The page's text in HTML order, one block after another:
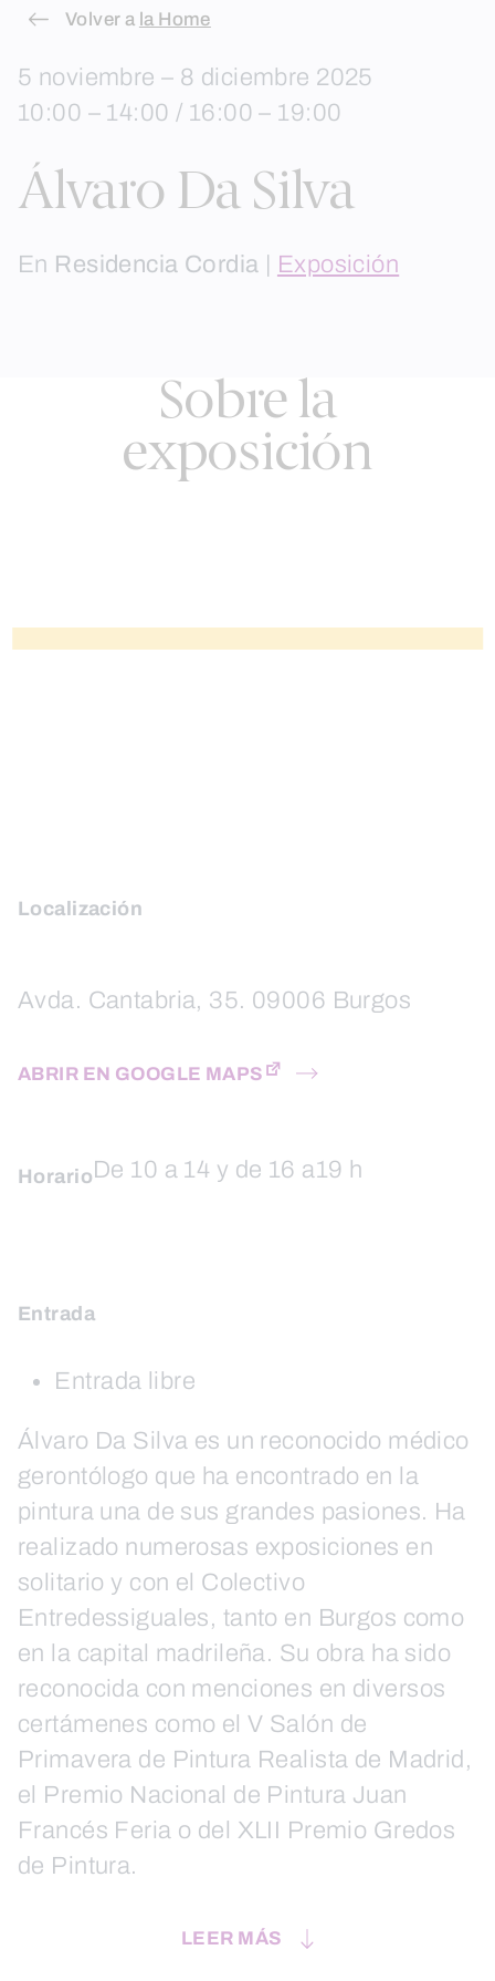
Skip
content
Volver a la Home
5 noviembre – 8 diciembre 2025
10:00 – 14:00 / 16:00 – 19:00
Álvaro Da Silva
En Residencia Cordia Exposición
Sobre la
exposición
Localización
Avda. Cantabria, 35. 09006 Burgos
ABRIR EN GOOGLE MAPS
HorarioDe 10 a 14 y de 16 a19 h
Entrada
Entrada libre
Álvaro Da Silva es un reconocido médico
gerontólogo que ha encontrado en la
pintura una de sus grandes pasiones. Ha
realizado numerosas exposiciones en
solitario y con el Colectivo
Entredessiguales, tanto en Burgos como
en la capital madrileña. Su obra ha sido
reconocida con menciones en diversos
certámenes como el V Salón de
Primavera de Pintura Realista de Madrid,
el Premio Nacional de Pintura Juan
Francés Feria o del XLII Premio Gredos
de Pintura.
LEER MÁS